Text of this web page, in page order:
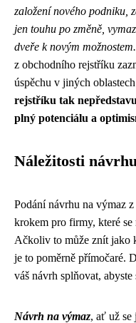
založení nového podniku,
jen touhu po změně,
dveře k novým možnostem.
z obchodního rejstříku
úspěchu v jiných
rejstříku tak
plný potenciálu a
Náležitosti
Podání návrhu na výmaz
krokem pro firmy, které
Ačkoliv to může znít jako
je to poměrně přímočaré.
váš návrh splňovat,
Návrh na výmaz, ať už se